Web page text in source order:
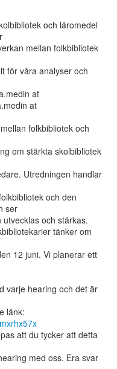
mellan folkbibliotek
för våra analyser och
at
at
folkbibliotek och
om stärkta skolbibliotek
Utredningen handlar
och den
ser
och stärkas.
tänker om
12 juni. Vi planerar ett
varje hearing och det är
att du tycker att detta
med oss. Era svar